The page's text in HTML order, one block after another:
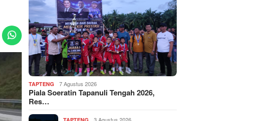
TAPTENG 7 Agustus 2026
Piala Soeratin Tapanuli Tengah 2026,
Res…
3 Agustus 2026